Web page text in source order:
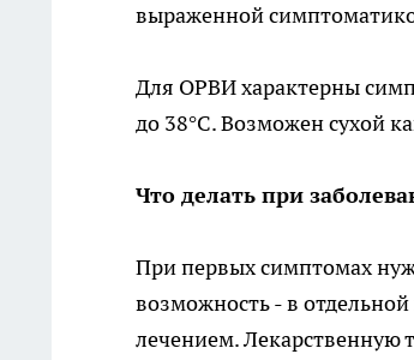
выраженной
Для ОРВИ характерны
до 38°С. Возможен сухой
Что делать при
При первых симптомах
возможность - в
лечением. Лекарственную